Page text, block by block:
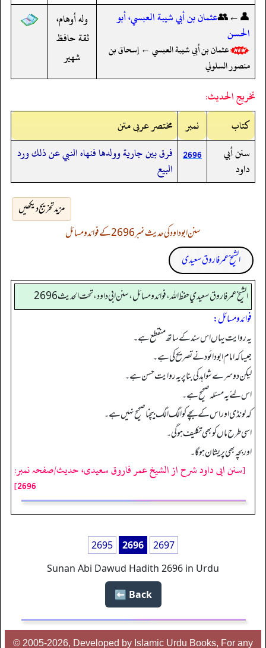
👤←👥عثمان بن أبي شيبة العبسي، أبو
الحسن
عثمان بن أبي شيبة العبسي ← إسحاق بن
منصور السلولي
وله أوهام،
ثقة حافظ
شهير
تخريج الحديث:
کتاب
نمبر
مختصر عربی متن
سنن أبي
داود
2696 فرق بين جارية وولدها فنهاه النبي عن ذلك ورد
البيع
مزید تخریج دیکھیں
سنن ابوداود کی حدیث نمبر 2696 کے فوائد و مسائل
الشیخ عمر فاروق سعیدی
الشيخ عمر فاروق سعيدي حفظ الله، فوائد و مسائل، سنن ابي داود ، تحت الحديث 2696
فوائد ومسائل:
یہ روایت یہاں اس سند کے ساتھ منقطع ہے۔
جیسا کہ امام ابودائود نے تصریح کی ہے۔
لیکن دوسرے شواہد کی بنا پر یہ روایت حسن ہے۔
اس لئے یہ مسئلہ صحیح ہے۔
کہ لونڈی اور اس کے بچے کو الگ الگ بیچنا صحیح نہیں ہے۔
اسی طرح ماں کو بھی تکلیف ہوگی۔
اور بچہ بھی پریشان ہوگا۔
[سنن ابی داود شرح از الشیخ عمر فاروق سعیدی، حدیث/صفحہ نمبر:
2696]
2695 2696
2697
Sunan Abi Dawud Hadith 2696 in Urdu
Back ⬅️
© 2005-2026, Developed by Islamic Urdu Books, For any